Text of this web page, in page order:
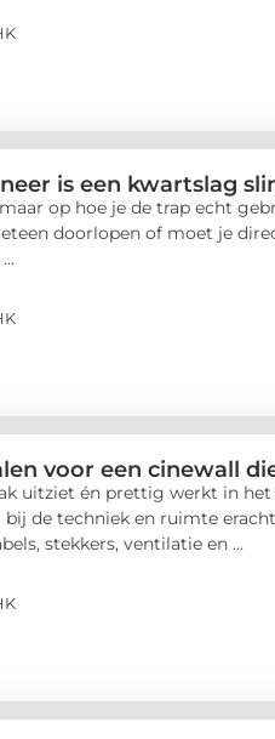
is een kwartslag
op hoe je de trap echt
doorlopen of moet je
voor een cinewall
uitziet én prettig werkt in
de techniek en ruimte
stekkers, ventilatie en ...